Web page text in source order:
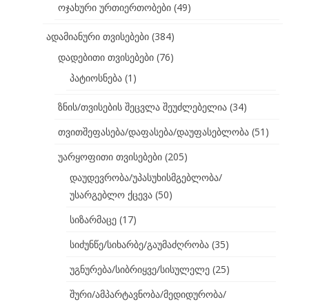
ოჯახური ურთიერთობები (49)
ადამიანური თვისებები (384)
დადებითი თვისებები (76)
პატიოსნება (1)
ზნის/თვისების შეცვლა შეუძლებელია (34)
თვითშეფასება/დაფასება/დაუფასებლობა (51)
უარყოფითი თვისებები (205)
დაუდევრობა/უპასუხისმგებლობა/
უსარგებლო ქცევა (50)
სიზარმაცე (17)
სიძუნწე/სიხარბე/გაუმაძღრობა (35)
უგნურება/სიბრიყვე/სისულელე (25)
შური/ამპარტავნობა/მედიდურობა/